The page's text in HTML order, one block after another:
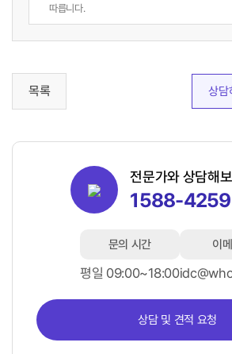
따릅니다.
목록 상담
전문가와 상담해
1588-4259
문의 시간
평일 09:00~18:00
이
상담 및 견적 요청